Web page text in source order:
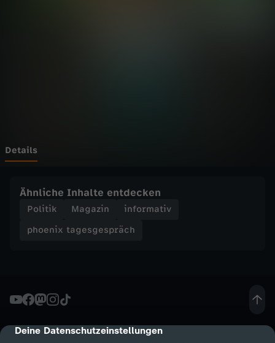
cmp-dialog-description
Deine Datenschutzeinstellungen
g
s
ä
c
Details
Ähnliche Inhalte entdecken
Politik Magazin
informativ
phoenix tagesgespräch